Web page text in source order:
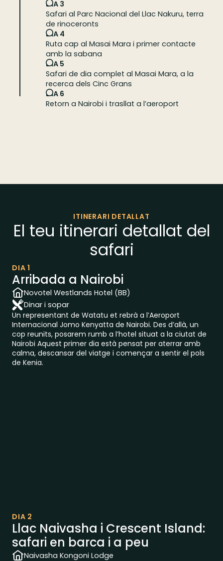
DIA 3
Safari al Parc Nacional del Llac Nakuru, terra
de rinoceronts
DIA 4
Ruta cap al Masai Mara i primer contacte
amb la sabana
DIA 5
Safari de dia complet al Masai Mara, a la
recerca dels Cinc Grans
DIA 6
Retorn a Nairobi i trasllat a l’aeroport
ITINERARI DETALLAT
El teu itinerari detallat del
safari
DIA 1
Arribada a Nairobi
Novotel Westlands Hotel (BB)
Dinar i sopar
Un representant de Watatu et rebrà a l’Aeroport
Internacional Jomo Kenyatta de Nairobi. Des d’allà, un
cop reunits, posarem rumb a l’hotel situat a la ciutat de
Nairobi Aquest primer dia està pensat per aterrar amb
calma, descansar del viatge i començar a sentir el pols
de Kenia.
DIA 2
Llac Naivasha i Crescent Island:
safari en barca i a peu
Naivasha Kongoni Lodge